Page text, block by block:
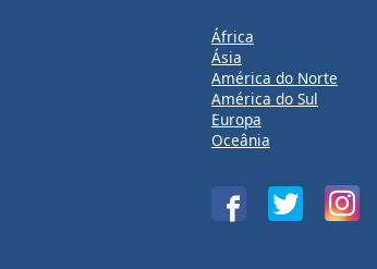
África
Ásia
América do Norte
América do Sul
Europa
Oceânia